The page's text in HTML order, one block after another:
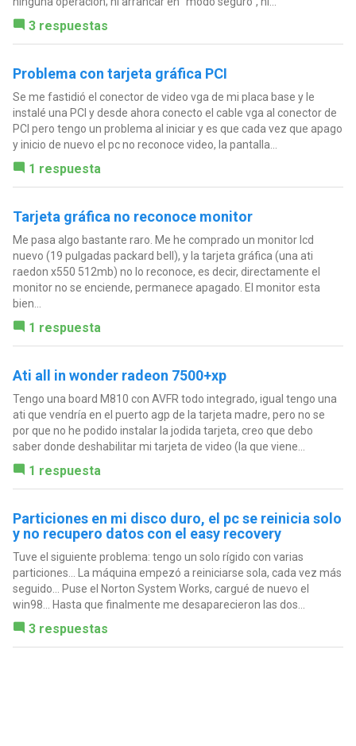
3 respuestas
Problema con tarjeta gráfica PCI
Se me fastidió el conector de video vga de mi placa base y le
instalé una PCI y desde ahora conecto el cable vga al conector de
PCI pero tengo un problema al iniciar y es que cada vez que apago
y inicio de nuevo el pc no reconoce video, la pantalla...
1 respuesta
Tarjeta gráfica no reconoce monitor
Me pasa algo bastante raro. Me he comprado un monitor lcd
nuevo (19 pulgadas packard bell), y la tarjeta gráfica (una ati
raedon x550 512mb) no lo reconoce, es decir, directamente el
monitor no se enciende, permanece apagado. El monitor esta
bien...
1 respuesta
Ati all in wonder radeon 7500+xp
Tengo una board M810 con AVFR todo integrado, igual tengo una
ati que vendría en el puerto agp de la tarjeta madre, pero no se
por que no he podido instalar la jodida tarjeta, creo que debo
saber donde deshabilitar mi tarjeta de video (la que viene...
1 respuesta
Particiones en mi disco duro, el pc se reinicia solo
y no recupero datos con el easy recovery
Tuve el siguiente problema: tengo un solo rígido con varias
particiones... La máquina empezó a reiniciarse sola, cada vez más
seguido... Puse el Norton System Works, cargué de nuevo el
win98... Hasta que finalmente me desaparecieron las dos...
3 respuestas